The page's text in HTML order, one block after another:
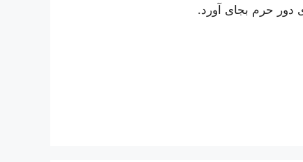
دور حرم بجای آورد.